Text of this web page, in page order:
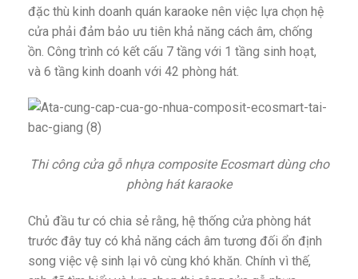
đặc thù kinh doanh quán karaoke nên việc lựa chọn hệ
cửa phải đảm bảo ưu tiên khả năng cách âm, chống
ồn. Công trình có kết cấu 7 tầng với 1 tầng sinh hoạt,
và 6 tầng kinh doanh với 42 phòng hát.
Thi công cửa gỗ nhựa composite Ecosmart dùng cho
phòng hát karaoke
Chủ đầu tư có chia sẻ rằng, hệ thống cửa phòng hát
trước đây tuy có khả năng cách âm tương đối ổn định
song việc vệ sinh lại vô cùng khó khăn. Chính vì thế,